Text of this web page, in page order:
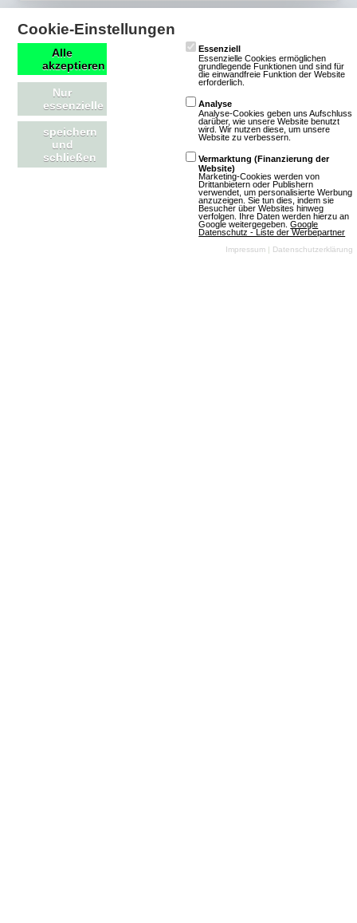
1000 weitere Plätze in "Chicago"
(14.02.2007, 21:40:27) Wegen der
großen Nachfrage, wurden weitere
1000 Plätze für die Stadt Chicago
weitere Mafioso Platz und einer kannst du sein.
Cookie-Einstellungen
Alle
akzeptieren
Nur
essenzielle
speichern
und
schließen
Essenziell
Essenzielle Cookies ermöglichen
grundlegende Funktionen und sind für
die einwandfreie Funktion der Website
erforderlich.
Analyse
Analyse-Cookies geben uns Aufschluss
darüber, wie unsere Website benutzt
wird. Wir nutzen diese, um unsere
Website zu verbessern.
Vermarktung (Finanzierung der
Website)
Marketing-Cookies werden von
Drittanbietern oder Publishern
verwendet, um personalisierte Werbung
anzuzeigen. Sie tun dies, indem sie
Besucher über Websites hinweg
verfolgen. Ihre Daten werden hierzu an
Google weitergegeben.Google
Datenschutz - Liste der Werbepartner
Impressum | Datenschutzerklärung